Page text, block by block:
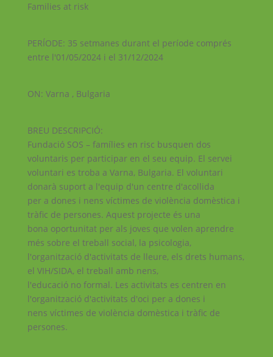
Families at risk
PERÍODE: 35 setmanes durant el període comprés
entre l'01/05/2024 i el 31/12/2024
ON: Varna , Bulgaria
BREU DESCRIPCIÓ:
Fundació SOS – famílies en risc busquen dos
voluntaris per participar en el seu equip. El servei
voluntari es troba a Varna, Bulgaria. El voluntari
donarà suport a l'equip d'un centre d'acollida
per a dones i nens víctimes de violència domèstica i
tràfic de persones. Aquest projecte és una
bona oportunitat per als joves que volen aprendre
més sobre el treball social, la psicologia,
l'organització d'activitats de lleure, els drets humans,
el VIH/SIDA, el treball amb nens,
l'educació no formal. Les activitats es centren en
l'organització d'activitats d'oci per a dones i
nens víctimes de violència domèstica i tràfic de
persones.